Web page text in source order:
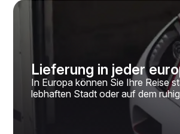
Lieferung in jeder
In Europa können Sie Ihre Reise
lebhaften Stadt oder auf dem